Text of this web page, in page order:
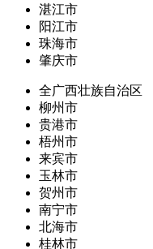
湛江市
阳江市
珠海市
肇庆市
全广西壮族自治区
柳州市
贵港市
梧州市
来宾市
玉林市
贺州市
南宁市
北海市
桂林市